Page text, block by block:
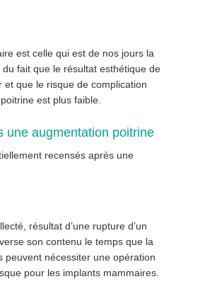
est celle qui est de nos jours la
fait que le résultat esthétique de
et que le risque de complication
est plus faible.
une augmentation poitrine
recensés après une
résultat d’une rupture d’un
son contenu le temps que la
peuvent nécessiter une opération
pour les implants mammaires.